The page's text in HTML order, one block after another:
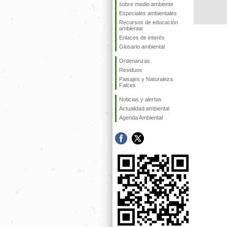
sobre medio ambiente
Especiales ambientales
Recursos de educación
ambiental
Enlaces de interés
Glosario ambiental
Ordenanzas
Residuos
Paisajes y Naturaleza
Falces
Noticias y alertas
Actualidad ambiental
Agenda Ambiental